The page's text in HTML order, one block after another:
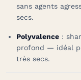
sans agents
secs.
Polyvalence :
profond — idéal
très secs.